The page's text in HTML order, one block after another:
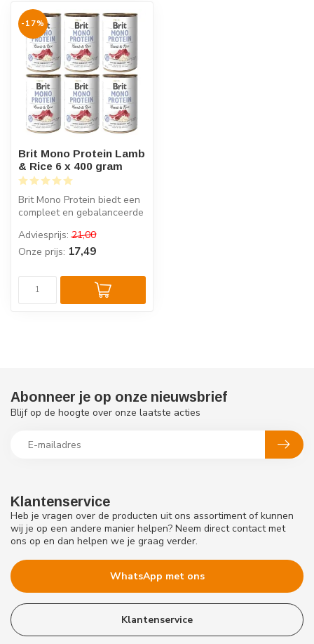
-17%
Brit Mono Protein Lamb
& Rice 6 x 400 gram
Brit Mono Protein biedt een
compleet en gebalanceerde
Adviesprijs: 21,00
Onze prijs: 17,49
Klantenservice
Heb je vragen over de producten uit ons assortiment of kunnen
wij je op een andere manier helpen? Neem direct contact met
ons op en dan helpen we je graag verder.
WhatsApp met ons
Klantenservice
Abonneer je op onze nieuwsbrief
Blijf op de hoogte over onze laatste acties